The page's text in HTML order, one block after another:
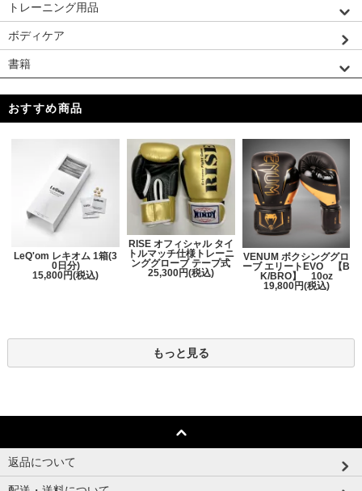
トレーニング用品
ボディケア
書籍
おすすめ商品
LeQ'om レキオム 1箱(3
0日分)
15,800円(税込)
RISE オフィシャル タイ
トルマッチ仕様トレーニ
ンググローブ テープ式
25,300円(税込)
VENUM ボクシンググロ
ーブ エリートEVO 【B
K/BRO】 10oz
19,800円(税込)
もっと見る
返品について